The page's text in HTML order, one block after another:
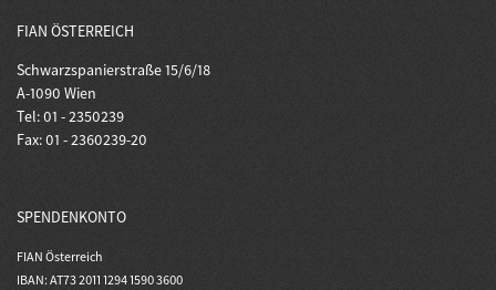
FIAN ÖSTERREICH
Schwarzspanierstraße 15/6/18
A-1090 Wien
Tel: 01 - 2350239
Fax: 01 - 2360239-20
SPENDENKONTO
FIAN Österreich
IBAN: AT73 2011 1294 1590 3600